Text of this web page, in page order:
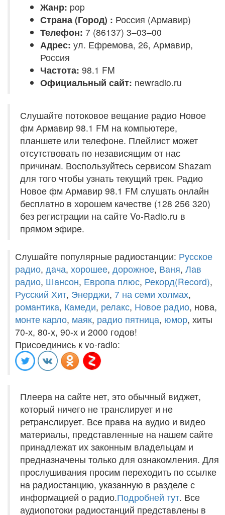
Жанр: pop
Страна (Город) : Россия (Армавир)
Телефон: 7 (86137) 3–03–00
Адрес: ул. Ефремова, 26, Армавир,
Россия
Частота: 98.1 FM
Официальный сайт: newradio.ru
Слушайте потоковое вещание радио Новое
фм Армавир 98.1 FM на компьютере,
планшете или телефоне. Плейлист может
отсутствовать по независящим от нас
причинам. Воспользуйтесь сервисом Shazam
для того чтобы узнать текущий трек. Радио
Новое фм Армавир 98.1 FM слушать онлайн
бесплатно в хорошем качестве (128 256 320)
без регистрации на сайте Vo-Radio.ru в
прямом эфире.
Слушайте популярные радиостанции: Русское
радио, дача, хорошее, дорожное, Ваня, Лав
радио, Шансон, Европа плюс, Рекорд(Record),
Русский Хит, Энерджи, 7 на семи холмах,
романтика, Камеди, релакс, Новое радио, нова,
монте карло, маяк, радио пятница, юмор, хиты
70-х, 80-х, 90-х и 2000 годов!
Присоединись к vo-radio:
Плеера на сайте нет, это обычный виджет,
который ничего не транслирует и не
ретранслирует. Все права на аудио и видео
материалы, представленные на нашем сайте
принадлежат их законным владельцам и
предназначены только для ознакомления. Для
прослушивания просим переходить по ссылке
на радиостанцию, указанную в разделе с
информацией о радио.Подробней тут. Все
аудиопотоки радиостанций представлены в